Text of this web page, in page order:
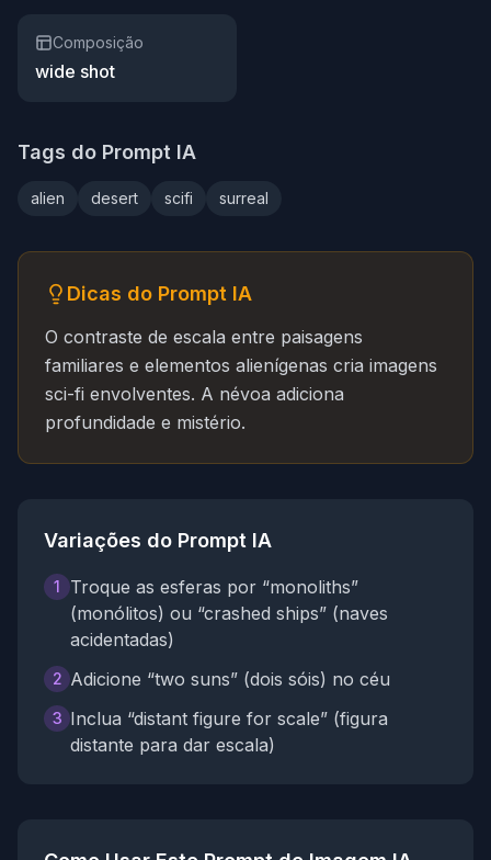
Composição
wide shot
Tags do Prompt IA
alien desert scifi surreal
Dicas do Prompt IA
O contraste de escala entre paisagens
familiares e elementos alienígenas cria imagens
sci-fi envolventes. A névoa adiciona
profundidade e mistério.
Variações do Prompt IA
1
Troque as esferas por “monoliths”
(monólitos) ou “crashed ships” (naves
acidentadas)
2 Adicione “two suns” (dois sóis) no céu
3 Inclua “distant figure for scale” (figura
distante para dar escala)